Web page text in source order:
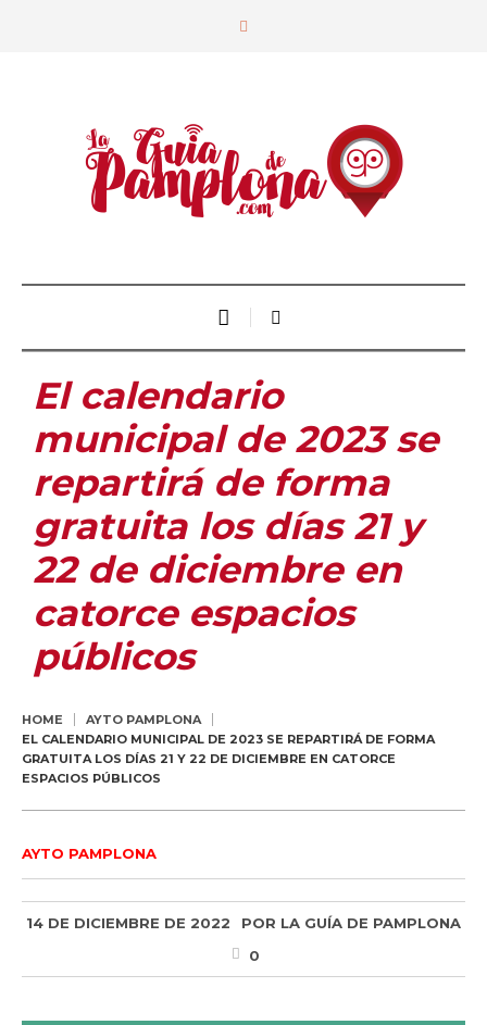
El calendario
municipal de 2023 se
repartirá de forma
gratuita los días 21 y
22 de diciembre en
catorce espacios
públicos
HOME
AYTO PAMPLONA
EL CALENDARIO MUNICIPAL DE 2023 SE REPARTIRÁ DE FORMA
GRATUITA LOS DÍAS 21 Y 22 DE DICIEMBRE EN CATORCE
ESPACIOS PÚBLICOS
AYTO PAMPLONA
14 DE DICIEMBRE DE 2022 POR LA GUÍA DE PAMPLONA
0